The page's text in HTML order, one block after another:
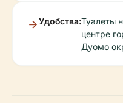
Удобства:Туалеты
центре
Дуомо